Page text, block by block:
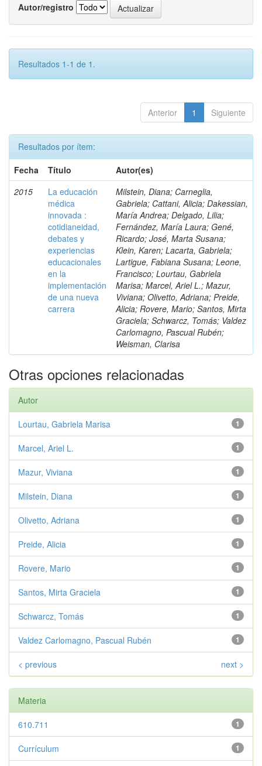
Autor/registro
Resultados 1-1 de 1.
Anterior 1 Siguiente
Resultados por ítem:
Fecha
Título
Autor(es)
2015
La educación
médica
innovada :
cotidianeidad,
debates y
experiencias
educacionales
en la
implementación
de una nueva
carrera
Milstein, Diana; Carneglia,
Gabriela; Cattani, Alicia; Dakessian,
María Andrea; Delgado, Lilia;
Fernández, María Laura; Gené,
Ricardo; José, Marta Susana;
Klein, Karen; Lacarta, Gabriela;
Lartigue, Fabiana Susana; Leone,
Francisco; Lourtau, Gabriela
Marisa; Marcel, Ariel L.; Mazur,
Viviana; Olivetto, Adriana; Preide,
Alicia; Rovere, Mario; Santos, Mirta
Graciela; Schwarcz, Tomás; Valdez
Carlomagno, Pascual Rubén;
Weisman, Clarisa
Otras opciones relacionadas
Autor
1
Lourtau, Gabriela Marisa
1
Marcel, Ariel L.
1
Mazur, Viviana
1
Milstein, Diana
1
Olivetto, Adriana
1
Preide, Alicia
1
Rovere, Mario
1
Santos, Mirta Graciela
1
Schwarcz, Tomás
1
Valdez Carlomagno, Pascual Rubén
< previous next >
Materia
1
610.711
1
Currículum